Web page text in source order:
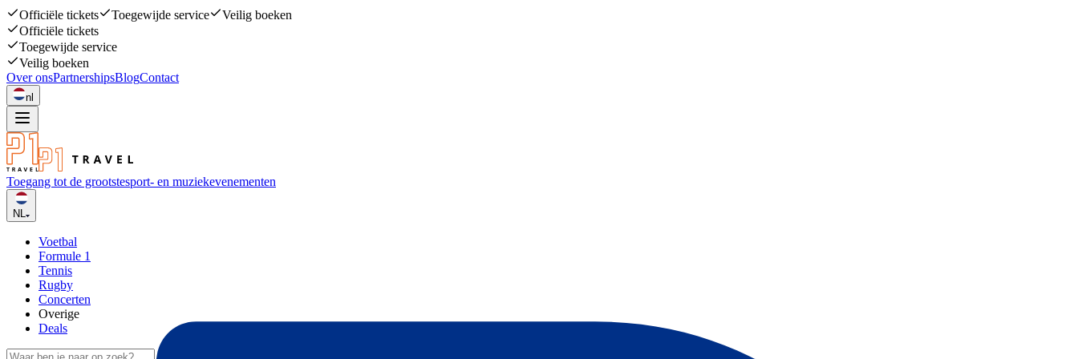
Officiële tickets Toegewijde service
Veilig boeken
Officiële tickets
Toegewijde service
Veilig boeken
Over onsPartnershipsBlogContact
nl
Toegang tot de grootstesport- en muziekevenementen
NL
Voetbal
Formule 1
Tennis
Rugby
Concerten
Overige
Deals